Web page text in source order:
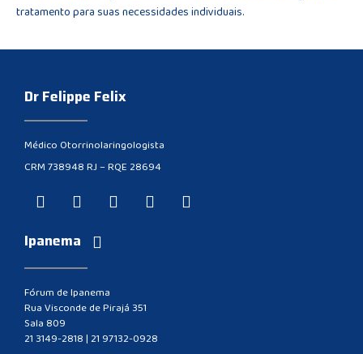
tratamento para suas necessidades individuais.
Dr Felippe Felix
Médico Otorrinolaringologista
CRM 738948 RJ – RQE 28694
Ipanema
Fórum de Ipanema
Rua Visconde de Pirajá 351
Sala 809
21 3149-2818|21 97132-0928